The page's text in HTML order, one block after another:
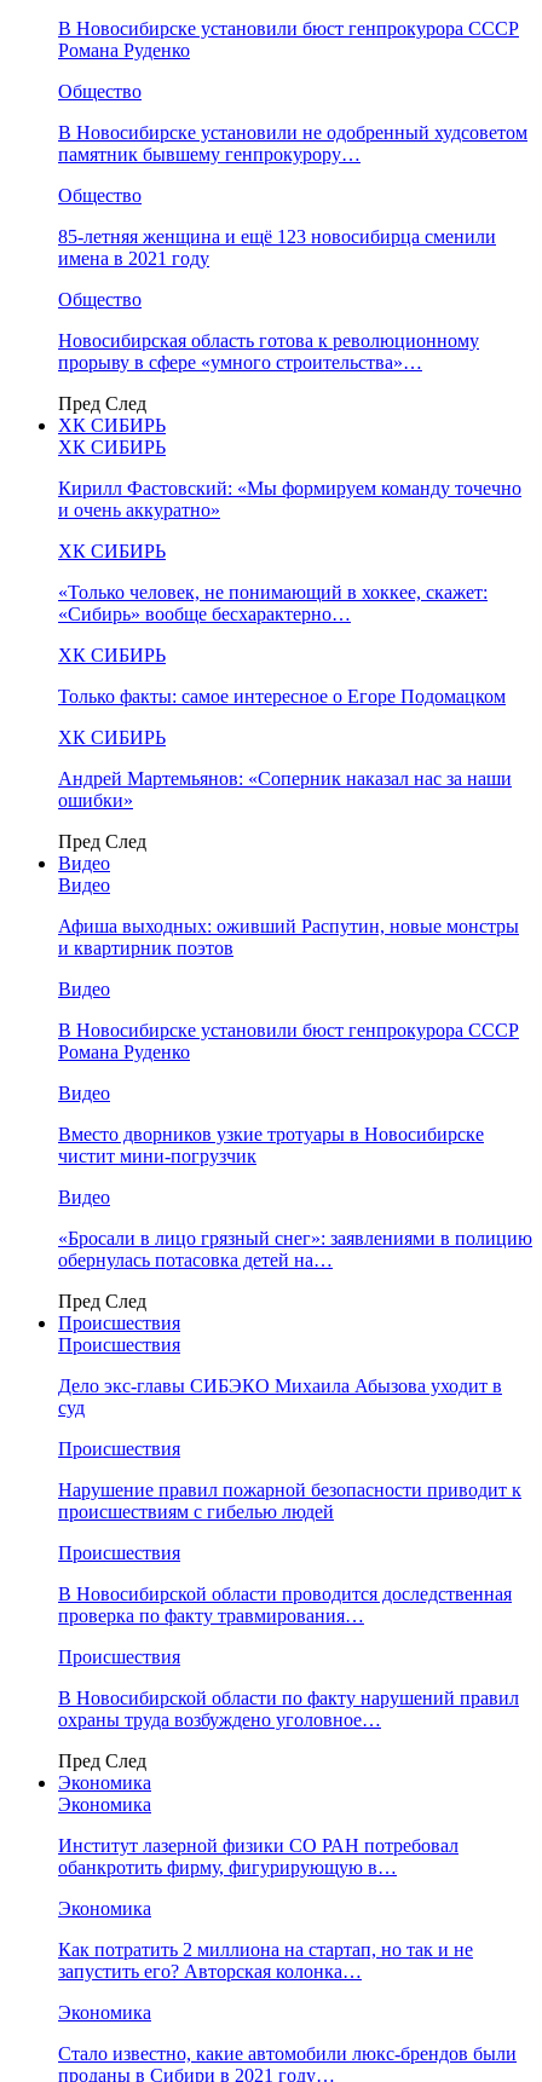
В Новосибирске установили бюст генпрокурора СССР
Романа Руденко
Общество
В Новосибирске установили не одобренный худсоветом
памятник бывшему генпрокурору…
Общество
85-летняя женщина и ещё 123 новосибирца сменили
имена в 2021 году
Общество
Новосибирская область готова к революционному
прорыву в сфере «умного строительства»…
Пред След
ХК СИБИРЬ
ХК СИБИРЬ
Кирилл Фастовский: «Мы формируем команду точечно
и очень аккуратно»
ХК СИБИРЬ
«Только человек, не понимающий в хоккее, скажет:
«Сибирь» вообще бесхарактерно…
ХК СИБИРЬ
Только факты: самое интересное о Егоре Подомацком
ХК СИБИРЬ
Андрей Мартемьянов: «Соперник наказал нас за наши
ошибки»
Пред След
Видео
Видео
Афиша выходных: оживший Распутин, новые монстры
и квартирник поэтов
Видео
В Новосибирске установили бюст генпрокурора СССР
Романа Руденко
Видео
Вместо дворников узкие тротуары в Новосибирске
чистит мини-погрузчик
Видео
«Бросали в лицо грязный снег»: заявлениями в полицию
обернулась потасовка детей на…
Пред След
Происшествия
Происшествия
Дело экс-главы СИБЭКО Михаила Абызова уходит в
суд
Происшествия
Нарушение правил пожарной безопасности приводит к
происшествиям с гибелью людей
Происшествия
В Новосибирской области проводится доследственная
проверка по факту травмирования…
Происшествия
В Новосибирской области по факту нарушений правил
охраны труда возбуждено уголовное…
Пред След
Экономика
Экономика
Институт лазерной физики СО РАН потребовал
обанкротить фирму, фигурирующую в…
Экономика
Как потратить 2 миллиона на стартап, но так и не
запустить его? Авторская колонка…
Экономика
Стало известно, какие автомобили люкс-брендов были
проданы в Сибири в 2021 году…